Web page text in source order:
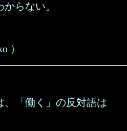
らない。
）
、「働く」の反対語は